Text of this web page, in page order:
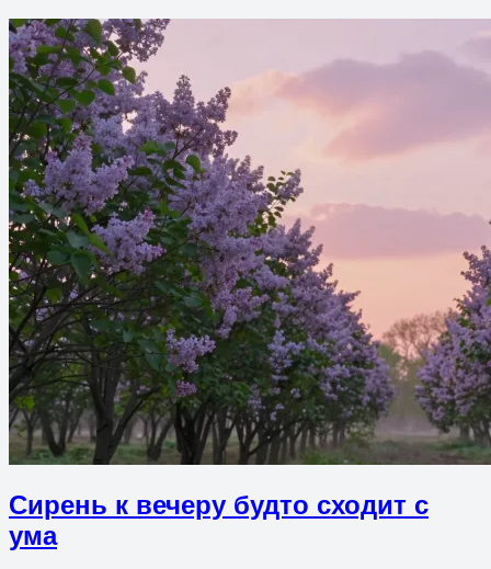
Сирень к вечеру будто сходит с
ума